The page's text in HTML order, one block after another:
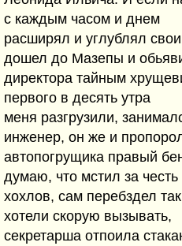
с каждым часом и днем
расширял и углублял
дошел до Мазепы и
директора тайным
первого в десять утра
меня разгрузили,
инженер, он же и
автопогрущика правый
думаю, что мстил за честь
хохлов, сам перебздел
хотели скорую вызывать,
секретарша отпоила